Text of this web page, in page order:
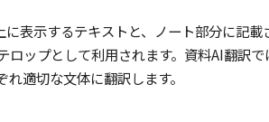
表示するテキストと、ノート部分に記
ロップとして利用されます。資料AI翻訳
れ適切な文体に翻訳します。